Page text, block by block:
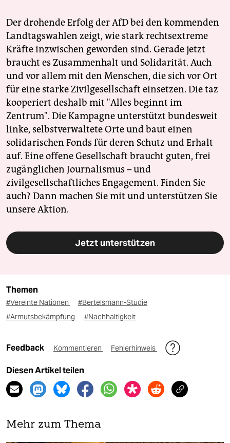
Der drohende Erfolg der AfD bei den kommenden
Landtagswahlen zeigt, wie stark rechtsextreme
Kräfte inzwischen geworden sind. Gerade jetzt
braucht es Zusammenhalt und Solidarität. Auch
und vor allem mit den Menschen, die sich vor Ort
für eine starke Zivilgesellschaft einsetzen. Die taz
kooperiert deshalb mit "Alles beginnt im
Zentrum". Die Kampagne unterstützt bundesweit
linke, selbstverwaltete Orte und baut einen
solidarischen Fonds für deren Schutz und Erhalt
auf. Eine offene Gesellschaft braucht guten, frei
zugänglichen Journalismus – und
zivilgesellschaftliches Engagement. Finden Sie
auch? Dann machen Sie mit und unterstützen Sie
unsere Aktion.
Jetzt unterstützen
Themen
#Vereinte Nationen
#Bertelsmann-Studie
#Armutsbekämpfung
#Nachhaltigkeit
Feedback Kommentieren Fehlerhinweis
Diesen Artikel teilen
Mehr zum Thema